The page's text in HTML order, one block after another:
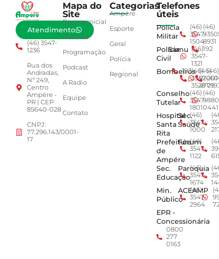
Atendimento
(46) 3547-
1236
Rua dos
Andradas,
Nº 249,
Centro
Ampére -
PR | CEP
85640-028
CNPJ:
77.296.143/0001-
17
Mapa do
Site
Página Inicial
Notícias
Programação
Podcast
A Radio
Equipe
Contato
Categorias
Ampére
Esporte
Geral
Polícia
Regional
Telefones
úteis
Polícia
Militar
(46)
3547-
1504
(46)
8931
Polícia
Civil
Samu (46)
3547-
1321
192
Bombeiros
193(46)
3547-
3528
(46)
4779
(46)
Conselho
Tutelar
(46)
3547-
1801
(46)
0441
Hospital
Santa
Rita
Sec.
Saúde
(46)
3547-
1000
Prefeitura
de
Ampére
Fórum
(46)
3547-
1122
Sec.
Educação
Paroquia
(46)
3547-
1674
Min.
Público
ACEAMP
(46)
3547-
2964
EPR -
Concessionária
0800
277
0163